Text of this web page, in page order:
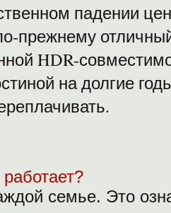
падении
прежнему
HDR-
на долгие
работает?
семье. Это